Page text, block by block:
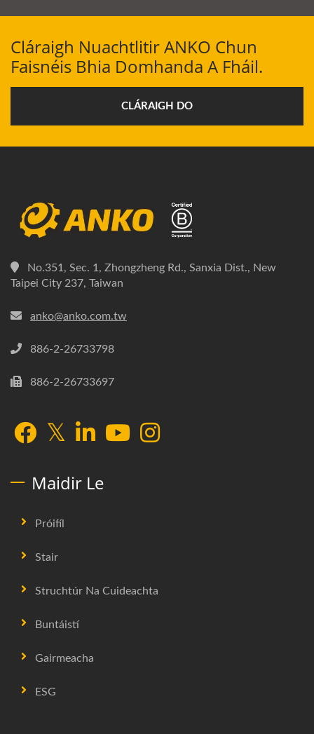
Cláraigh Nuachtlitir ANKO Chun
Faisnéis Bhia Domhanda A Fháil.
CLÁRAIGH DO
No.351, Sec. 1, Zhongzheng Rd., Sanxia Dist., New
Taipei City 237, Taiwan
anko@anko.com.tw
886-2-26733798
886-2-26733697
Maidir Le
Próifíl
Stair
Struchtúr Na Cuideachta
Buntáistí
Gairmeacha
ESG